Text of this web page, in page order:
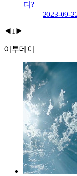
디?
2023-09-
◀ 1 ▶
이투데이